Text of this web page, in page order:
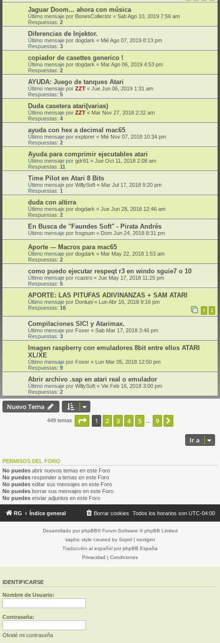
Jaguar Doom... ahora con música
Último mensaje por BonesCollector « Sab Ago 10, 2019 7:56 am
Respuestas: 2
Diferencias de Injektor.
Último mensaje por dogdark « Mié Ago 07, 2019 8:13 pm
Respuestas: 3
copiador de casettes generico !
Último mensaje por dogdark « Mar Ago 06, 2019 4:53 pm
Respuestas: 2
AYUDA: Juego de tanques Atari
Último mensaje por ZZT « Jue Jun 06, 2019 1:31 am
Respuestas: 5
Duda casetera atari(varias)
Último mensaje por ZZT « Mar Nov 27, 2018 2:32 am
Respuestas: 4
ayuda con hex a decimal mac65
Último mensaje por explorer « Mié Nov 07, 2018 10:34 pm
Respuestas: 2
Ayuda para comprimir ejecutables atari
Último mensaje por gdr91 « Jue Oct 11, 2018 2:08 am
Respuestas: 11
Time Pilot en Atari 8 Bits
Último mensaje por WillySoft « Mar Jul 17, 2018 9:20 pm
Respuestas: 1
duda con altirra
Último mensaje por dogdark « Jue Jun 28, 2018 12:46 am
Respuestas: 2
En Busca de "Faundes Soft" - Pirata Andrés
Último mensaje por frognum « Dom Jun 24, 2018 8:31 pm
Aporte --- Macros para mac65
Último mensaje por dogdark « Mar May 22, 2018 1:53 am
Respuestas: 2
como puedo ejecutar respeqt r3 en windo sguie7 o 10
Último mensaje por rcastro « Jue May 17, 2018 11:25 pm
Respuestas: 5
APORTE: LAS PITUFAS ADIVINANZAS + SAM ATARI
Último mensaje por Donlupi « Lun Abr 16, 2018 9:16 pm
Respuestas: 16 1 2
Compilaciones SIC! y Atarimax.
Último mensaje por Foxer « Sab Mar 17, 2018 3:46 pm
Respuestas: 3
Imagen raspberry con emuladores 8bit entre ellos ATARI
XL/XE
Último mensaje por Foxer «
Lun Mar 05, 2018 12:50 pm
Respuestas: 9
Abrir archivo .sap en atari real o emulador
Último mensaje por WillySoft « Vie Feb 16, 2018 3:00 pm
Respuestas: 2
Nuevo Tema
449 temas Página de
1 2 3 4 5 9
Ir a
PERMISOS DEL FORO
No puedes abrir nuevos temas en este Foro
No puedes responder a temas en este Foro
No puedes editar sus mensajes en este Foro
No puedes borrar sus mensajes en este Foro
No puedes enviar adjuntos en este Foro
RG Índice general Todos los horarios son UTC-04:00
Borrar cookies
Desarrollado por phpBB® Forum Software © phpBB Limited
saphic style created by Sopel| nextgen
Traducción al español por phpBB España
Privacidad | Condiciones
IDENTIFICARSE
Nombre de Usuario:
Contraseña:
Olvidé mi contraseña